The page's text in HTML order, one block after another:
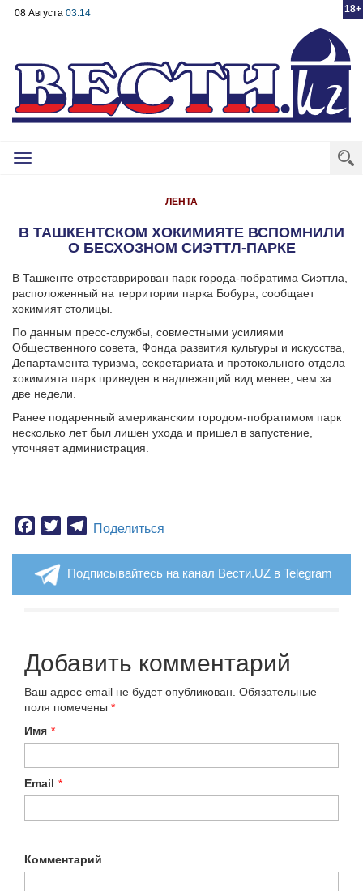
18+
08 Августа 03:14
Toggle
ЛЕНТА
В ТАШКЕНТСКОМ ХОКИМИЯТЕ ВСПОМНИЛИ
О БЕСХОЗНОМ СИЭТТЛ-ПАРКЕ
В Ташкенте отреставрирован парк города-побратима Сиэттла,
расположенный на территории парка Бобура, сообщает
хокимият столицы.
По данным пресс-службы, совместными усилиями
Общественного совета, Фонда развития культуры и искусства,
Департамента туризма, секретариата и протокольного отдела
хокимията парк приведен в надлежащий вид менее, чем за
две недели.
Ранее подаренный американским городом-побратимом парк
несколько лет был лишен ухода и пришел в запустение,
уточняет администрация.
Facebook
TwitterTelegram
Поделиться
Подписывайтесь на канал Вести.UZ в Telegram
Добавить комментарий
Ваш адрес email не будет опубликован. Обязательные
поля помечены *
Имя *
Email *
Комментарий